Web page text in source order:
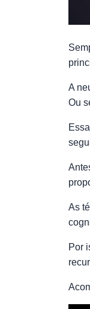
A
Ou
As
Por